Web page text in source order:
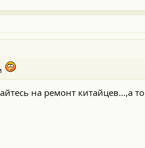
на ремонт китайцев...,а